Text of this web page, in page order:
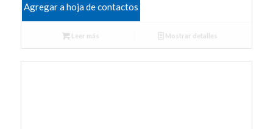
Agregar a hoja de contactos
Leer más Mostrar detalles